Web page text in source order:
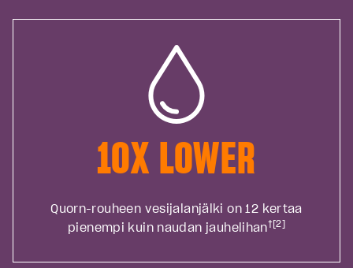
10X LOWER
Quorn-rouheen vesijalanjälki on 12 kertaa
pienempi kuin naudan jauhelihan†[2]